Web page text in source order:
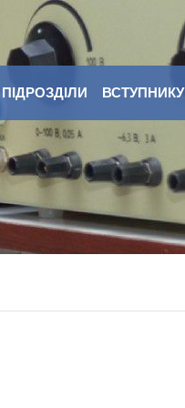
ПІДРОЗДІЛИ ВСТУПНИКУ